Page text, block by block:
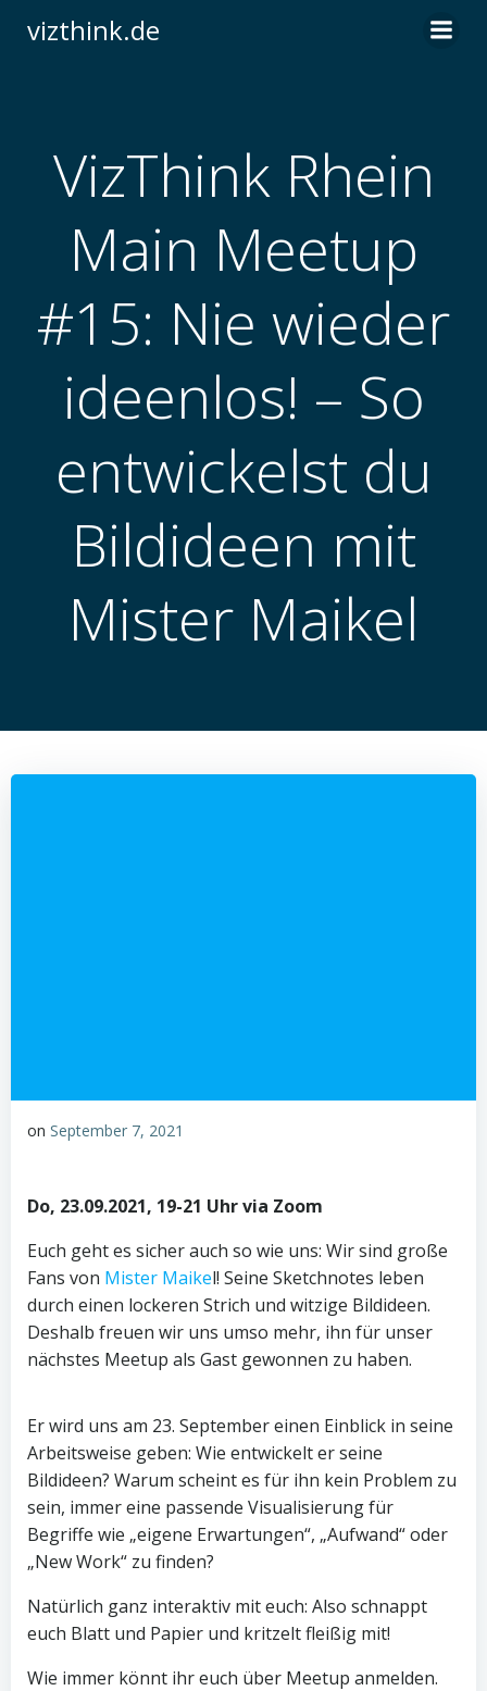
vizthink.de
VizThink Rhein
Main Meetup
#15: Nie wieder
ideenlos! – So
entwickelst du
Bildideen mit
Mister Maikel
on September 7, 2021
Do, 23.09.2021, 19-21 Uhr via Zoom
Euch geht es sicher auch so wie uns: Wir sind große
Fans von Mister Maikel! Seine Sketchnotes leben
durch einen lockeren Strich und witzige Bildideen.
Deshalb freuen wir uns umso mehr, ihn für unser
nächstes Meetup als Gast gewonnen zu haben.
Er wird uns am 23. September einen Einblick in seine
Arbeitsweise geben: Wie entwickelt er seine
Bildideen? Warum scheint es für ihn kein Problem zu
sein, immer eine passende Visualisierung für
Begriffe wie „eigene Erwartungen“, „Aufwand“ oder
„New Work“ zu finden?
Natürlich ganz interaktiv mit euch: Also schnappt
euch Blatt und Papier und kritzelt fleißig mit!
Wie immer könnt ihr euch über Meetup anmelden.